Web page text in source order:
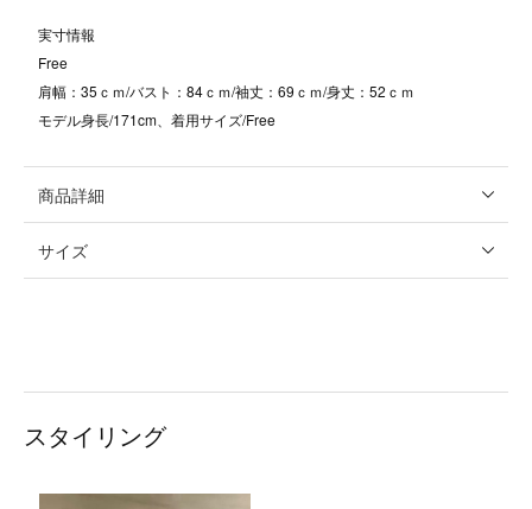
実寸情報
Free
肩幅：35ｃｍ/バスト：84ｃｍ/袖丈：69ｃｍ/身丈：52ｃｍ
モデル身長/171cm、着用サイズ/Free
商品詳細
サイズ
スタイリング